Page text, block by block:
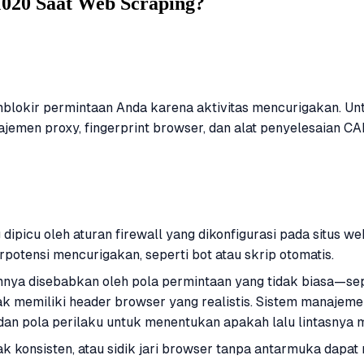
permintaan Anda karena aktivitas mencurigakan.
proxy, fingerprint browser, dan alat penyelesaian
oleh aturan firewall yang dikonfigurasi pada situs
mencurigakan, seperti bot atau skrip otomatis.
disebabkan oleh pola permintaan yang tidak
memiliki header browser yang realistis. Sistem
pola perilaku untuk menentukan apakah lalu lintasnya
konsisten, atau sidik jari browser tanpa antarmuka